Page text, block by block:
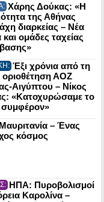
Χάρης Δούκας: «Η
της Αθήνας
διαρκείας – Νέα
και ομάδες ταχείας
Έξι χρόνια από τη
οριοθέτηση ΑΟΖ
Αιγύπτου – Νίκος
«Κατοχυρώσαμε το
συμφέρον»
Μαυριτανία – Ένας
κόσμος
ΗΠΑ: Πυροβολισμοί
Καρολίνα –